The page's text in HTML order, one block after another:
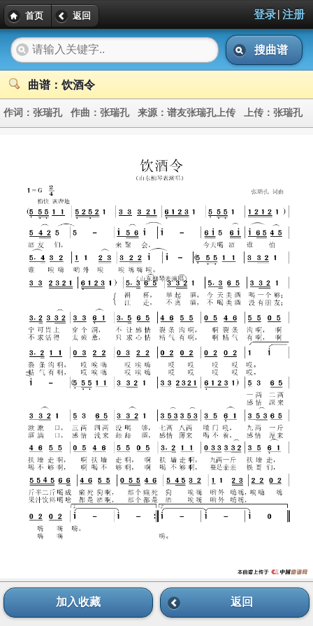
首页 返回 登录| 注册
搜曲谱
曲谱：饮酒令
作词： 张瑞孔 作曲： 张瑞孔 来源： 谱友张瑞孔上传 上传： 张瑞孔
加入收藏 返回